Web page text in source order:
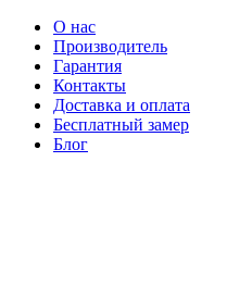
О нас
Производитель
Гарантия
Контакты
Доставка и оплата
Бесплатный замер
Блог